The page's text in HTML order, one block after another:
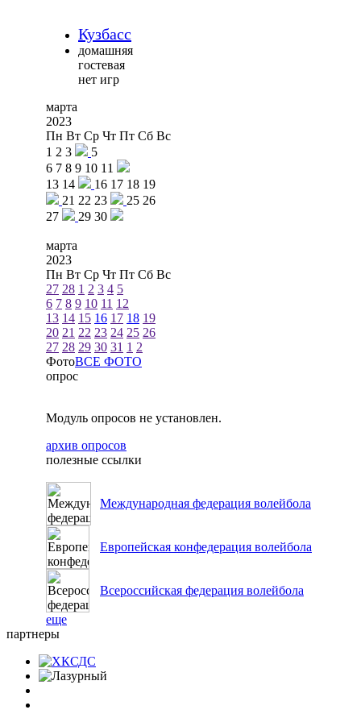
Кузбасс
домашняя
гостевая
нет игр
марта
2023
Пн Вт Ср Чт Пт Сб Вс
1 2 3
5
6 7 8 9 10 11
13 14 16 17 18 19
21 22 23 25 26
27
29 30
марта
2023
Пн Вт Ср Чт Пт Сб Вс
27 28 1 2 3 4 5
6 7 8 9 10 11 12
13 14 15 16 17 18 19
20 21 22 23 24 25 26
27 28 29 30 31 1 2
ФотоВСЕ ФОТО
опрос
Модуль опросов не установлен.
архив опросов
полезные ссылки
Международная федерация волейбола
Европейская конфедерация волейбола
Всероссийская федерация волейбола
еще
партнеры